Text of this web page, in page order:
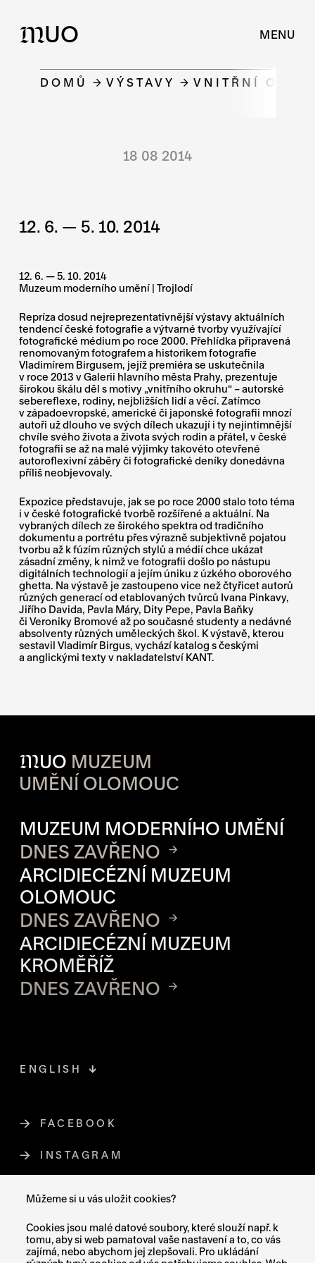
MUO MENU
Můžeme si u vás uložit cookies?
Cookies jsou malé datové soubory, které slouží např. k
tomu, aby si web pamatoval vaše nastavení a to, co vás
zajímá, nebo abychom jej zlepšovali. Pro ukládání
DOMŮ VÝSTAVY VNITŘNÍ
18 08 2014
12. 6. — 5. 10. 2014
12. 6. — 5. 10. 2014
Muzeum moderního umění | Trojlodí
Repríza dosud nejreprezentativnější výstavy aktuálních
tendencí české fotografie a výtvarné tvorby využívající
fotografické médium po roce 2000. Přehlídka připravená
renomovaným fotografem a historikem fotografie
Vladimírem Birgusem, jejíž premiéra se uskutečnila
v roce 2013 v Galerii hlavního města Prahy, prezentuje
širokou škálu děl s motivy „vnitřního okruhu“ – autorské
sebereflexe, rodiny, nejbližších lidí a věcí. Zatímco
v západoevropské, americké či japonské fotografii mnozí
autoři už dlouho ve svých dílech ukazují i ty nejintimnější
chvíle svého života a života svých rodin a přátel, v české
fotografii se až na malé výjimky takovéto otevřené
autoroflexivní záběry či fotografické deníky donedávna
příliš neobjevovaly.
Expozice představuje, jak se po roce 2000 stalo toto téma
i v české fotografické tvorbě rozšířené a aktuální. Na
vybraných dílech ze širokého spektra od tradičního
dokumentu a portrétu přes výrazně subjektivně pojatou
tvorbu až k fúzím různých stylů a médií chce ukázat
zásadní změny, k nimž ve fotografii došlo po nástupu
digitálních technologií a jejím úniku z úzkého oborového
ghetta. Na výstavě je zastoupeno vice než čtyřicet autorů
různých generací od etablovaných tvůrců Ivana Pinkavy,
Jiřího Davida, Pavla Máry, Dity Pepe, Pavla Baňky
či Veroniky Bromové až po současné studenty a nedávné
absolventy různých uměleckých škol. K výstavě, kterou
sestavil Vladimír Birgus, vychází katalog s českými
a anglickými texty v nakladatelství KANT.
MUO MUZEUM
UMĚNÍ OLOMOUC
MUZEUM MODERNÍHO UMĚNÍ
DNES ZAVŘENO
ARCIDIECÉZNÍ MUZEUM
OLOMOUC
DNES ZAVŘENO
ARCIDIECÉZNÍ MUZEUM
KROMĚŘÍŽ
DNES ZAVŘENO
FACEBOOKODKAZ SE OTEVŘE NA NOVÉ
INSTAGRAMODKAZ SE OTEVŘE NA NOVÉ
ENGLISH